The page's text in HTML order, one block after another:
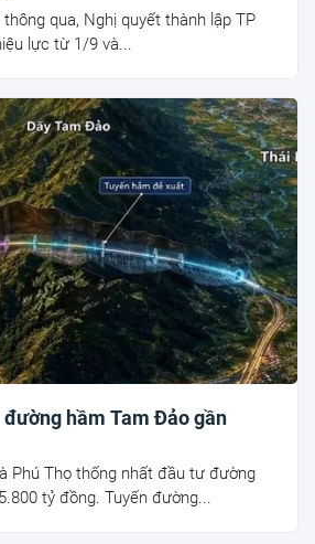
qua, Nghị quyết thành lập TP
lực từ 1/9 và...
hầm Tam Đảo gần
Phú Thọ thống nhất đầu tư đường
tỷ đồng. Tuyến đường...